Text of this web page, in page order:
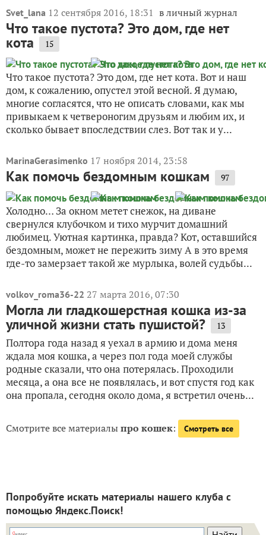
Svet_lana 12 сентября 2016, 18:31 в личный журнал
Что такое пустота? Это дом, где нет
кота 15
Что такое пустота? Это дом, где нет кота. Вот и наш
дом, к сожалению, опустел этой весной. Я думаю,
многие согласятся, что не описать словами, как мы
привыкаем к четвероногим друзьям и любим их, и
сколько бывает впоследствии слез. Вот так и у...
MarinaGerasimenko 17 ноября 2014, 23:58
Как помочь бездомным кошкам 97
Холодно… За окном метет снежок, на диване
свернулся клубочком и тихо мурчит домашний
любимец. Уютная картинка, правда? Кот, оставшийся
бездомным, может не пережить зиму А в это время
где-то замерзает такой же мурлыка, волей судьбы...
volkov_roma36-22 27 марта 2016, 07:30
Могла ли гладкошерстная кошка из-за
уличной жизни стать пушистой? 13
Полтора года назад я уехал в армию и дома меня
ждала моя кошка, а через пол года моей службы
родные сказали, что она потерялась. Проходили
месяца, а она все не появлялась, и вот спустя год как
она пропала, сегодня около дома, я встретил очень...
Смотрите все материалыпро кошек: Смотреть все
Попробуйте искать материалы нашего клуба с
помощью Яндекс.Поиск!